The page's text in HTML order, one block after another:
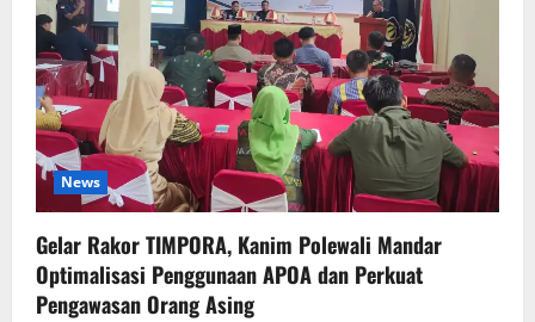
News
Gelar Rakor TIMPORA, Kanim Polewali Mandar
Optimalisasi Penggunaan APOA dan Perkuat
Pengawasan Orang Asing